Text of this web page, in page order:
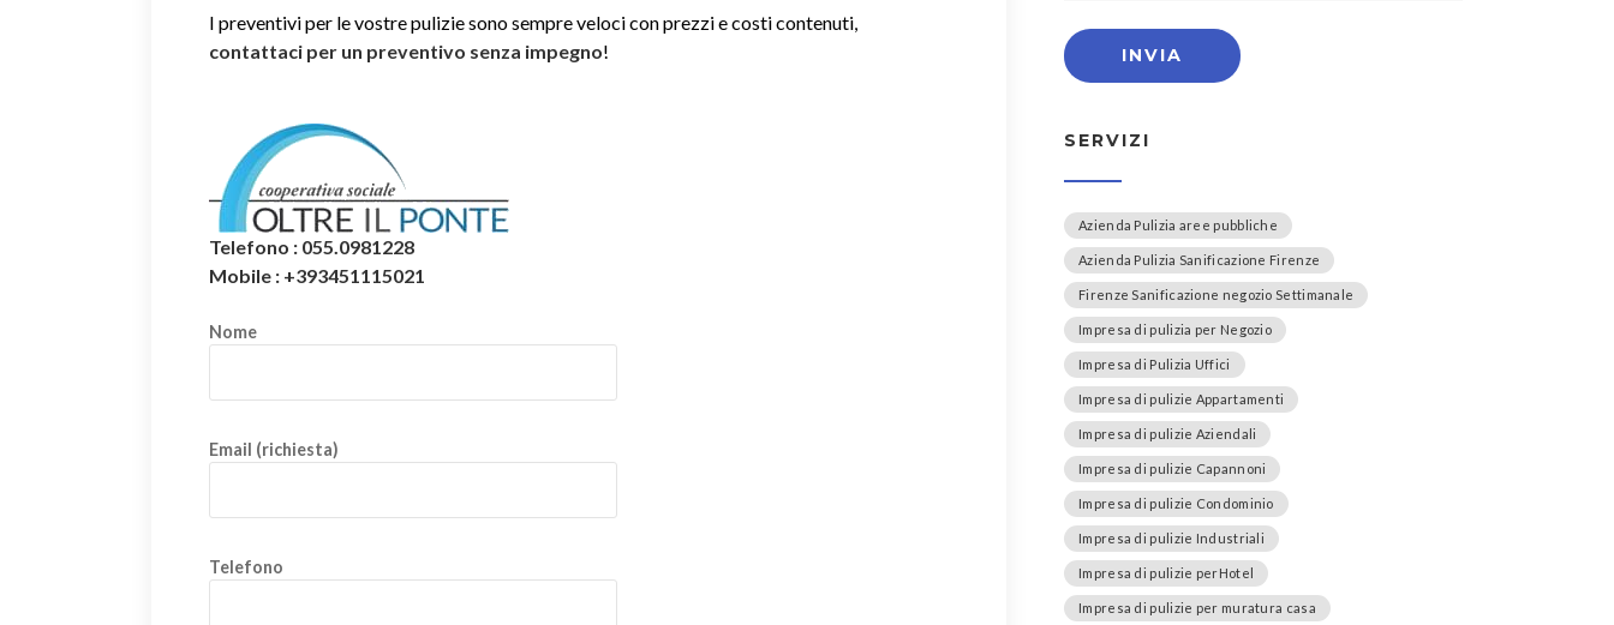
I preventivi per le vostre pulizie sono sempre veloci con prezzi e costi contenuti,
contattaci per un preventivo senza impegno!
Telefono : 055.0981228
Mobile : +393451115021
Nome
Email (richiesta)
Telefono
SERVIZI
Azienda Pulizia aree pubbliche
Azienda Pulizia Sanificazione Firenze
Firenze Sanificazione negozio Settimanale
Impresa di pulizia per Negozio
Impresa di Pulizia Uffici
Impresa di pulizie Appartamenti
Impresa di pulizie Aziendali
Impresa di pulizie Capannoni
Impresa di pulizie Condominio
Impresa di pulizie Industriali
Impresa di pulizie perHotel
Impresa di pulizie per muratura casa